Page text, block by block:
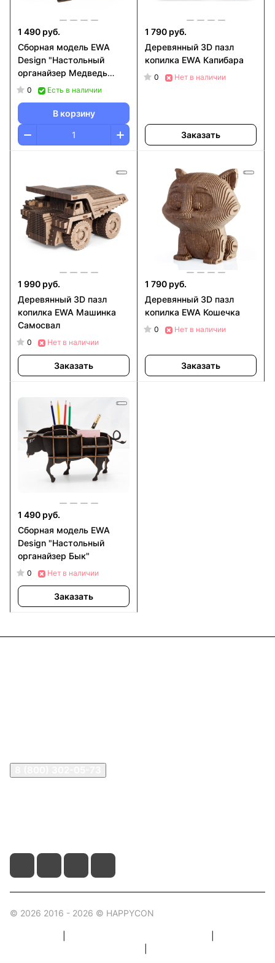
1 490 руб.
Сборная модель EWA
Design "Настольный
органайзер Медведь
(черный)"
0 Есть в наличии
В корзину
1 790 руб.
Деревянный 3D пазл
копилка EWA Капибара
0 Нет в наличии
Заказать
1 990 руб.
Деревянный 3D пазл
копилка EWA Машинка
Самосвал
0 Нет в наличии
Заказать
1 790 руб.
Деревянный 3D пазл
копилка EWA Кошечка
0 Нет в наличии
Заказать
1 490 руб.
Сборная модель EWA
Design "Настольный
органайзер Бык"
0 Нет в наличии
Заказать
© 2026 2016 - 2026 © HAPPYCON